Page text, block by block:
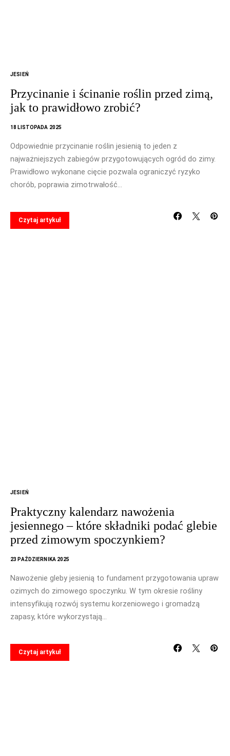
JESIEŃ
Przycinanie i ścinanie roślin przed zimą,
jak to prawidłowo zrobić?
18 LISTOPADA 2025
Odpowiednie przycinanie roślin jesienią to jeden z
najważniejszych zabiegów przygotowujących ogród do zimy.
Prawidłowo wykonane cięcie pozwala ograniczyć ryzyko
chorób, poprawia zimotrwałość…
Czytaj artykuł
JESIEŃ
Praktyczny kalendarz nawożenia
jesiennego – które składniki podać glebie
przed zimowym spoczynkiem?
23 PAŹDZIERNIKA 2025
Nawożenie gleby jesienią to fundament przygotowania upraw
ozimych do zimowego spoczynku. W tym okresie rośliny
intensyfikują rozwój systemu korzeniowego i gromadzą
zapasy, które wykorzystają…
Czytaj artykuł